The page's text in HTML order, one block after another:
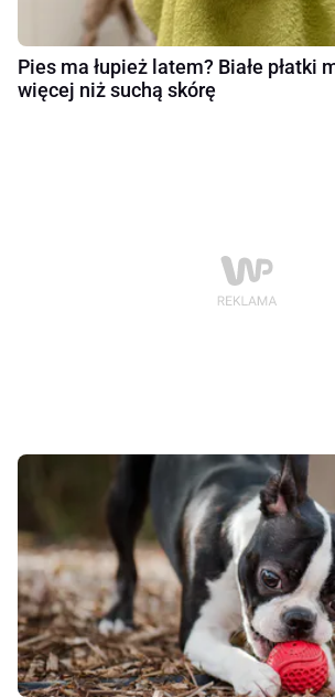
Pies ma łupież latem? Białe płatki
więcej niż suchą skórę